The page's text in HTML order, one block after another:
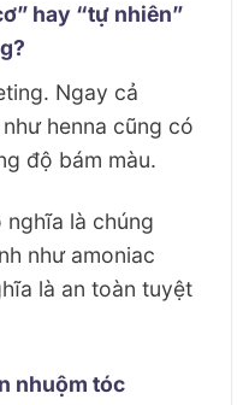
hay “tự nhiên”
Ngay cả
henna cũng có
độ bám màu.
nghĩa là chúng
như amoniac
là an toàn tuyệt
nhuộm tóc